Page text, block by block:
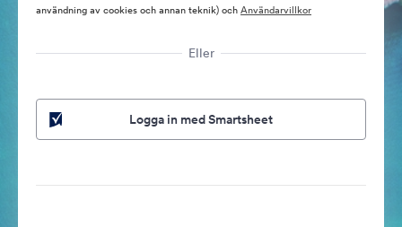
användning av cookies och annan teknik) ochAnvändarvillkor
Eller
Logga in med Smartsheet